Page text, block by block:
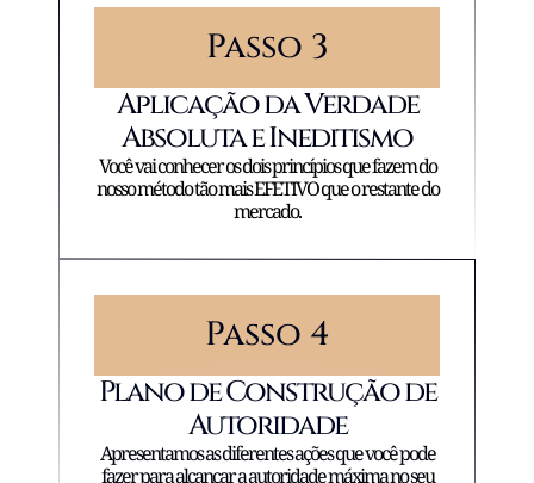
Passo 3
Aplicação da Verdade
Absoluta e Ineditismo
Você vai conhecer os dois princípios que fazem do
nosso método tão mais EFETIVO que o restante do
mercado.
Passo 4
Plano de Construção de
Autoridade
Apresentamos as diferentes ações que você pode
fazer para alcançar a autoridade máxima no seu